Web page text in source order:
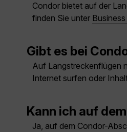
Condor bietet auf der
finden Sie unter
Gibt es bei
Auf Langstreckenflügen
Internet surfen oder
Kann ich auf
Ja, auf dem Condor-